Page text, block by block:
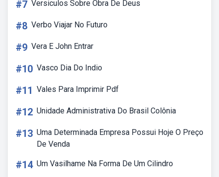
#7 Versiculos Sobre Obra De Deus
#8 Verbo Viajar No Futuro
#9 Vera E John Entrar
#10 Vasco Dia Do Indio
#11 Vales Para Imprimir Pdf
#12 Unidade Administrativa Do Brasil Colônia
#13 Uma Determinada Empresa Possui Hoje O Preço
De Venda
#14 Um Vasilhame Na Forma De Um Cilindro